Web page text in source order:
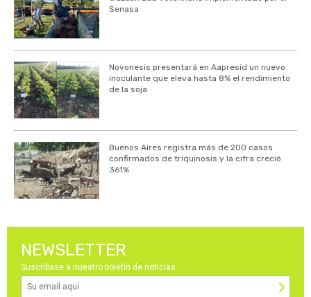
Senasa
Novonesis presentará en Aapresid un nuevo
inoculante que eleva hasta 8% el rendimiento
de la soja
Buenos Aires registra más de 200 casos
confirmados de triquinosis y la cifra creció
361%
NEWSLETTER
Suscríbase a nuestro boletín de noticias